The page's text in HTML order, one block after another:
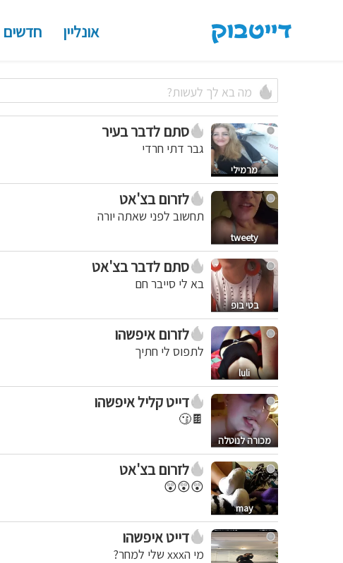
אונליין חדשים
מרמילי
סתם לדבר בעיר
גבר דתי חרדי
tweety
לזרום בצ'אט
תחשוב לפני שאתה יורה
בטי בופ
סתם לדבר בצ'אט
בא לי סייבר חם
luli
לזרום איפשהו
לתפוס לי חתיך
מכורה לנוטלה
דייט קליל איפשהו
🍫😗
may
לזרום בצ'אט
😲😲😲
דייט איפשהו
מי הxxx שלי למחר?